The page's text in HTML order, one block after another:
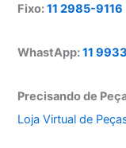
Fixo:11 2985-9116
WhastApp:11
Precisando de
Loja Virtual de